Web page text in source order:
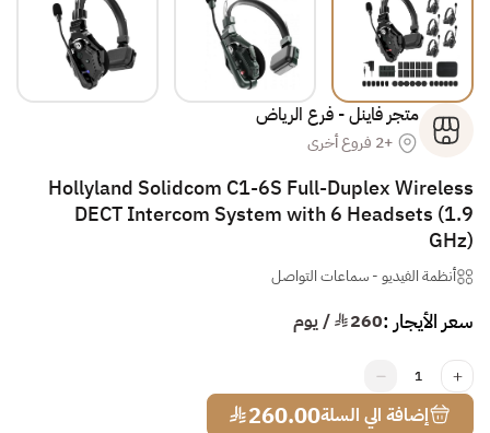
متجر فاينل - فرع الرياض
+2 فروع أخرى
Hollyland Solidcom C1-6S Full-Duplex Wireless
DECT Intercom System with 6 Headsets (1.9
GHz)
أنظمة الفيديو-سماعات التواصل
سعر الأيجار :260¥ / يوم
1
إضافة الي السلة260.00
¥